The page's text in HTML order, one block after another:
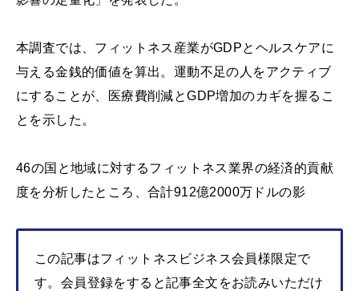
本調査では、フィットネス産業がGDPとヘルスケアに
与える金銭的価値を算出。運動不足の人をアクティブ
にすることが、医療費削減とGDP増加のカギを握るこ
とを示した。
46の国と地域に対するフィットネス業界の経済的貢献
度を分析したところ、合計912億2000万ドルの影
この記事はフィットネスビジネス会員様限定で
す。会員登録をすると記事全文をお読みいただけ